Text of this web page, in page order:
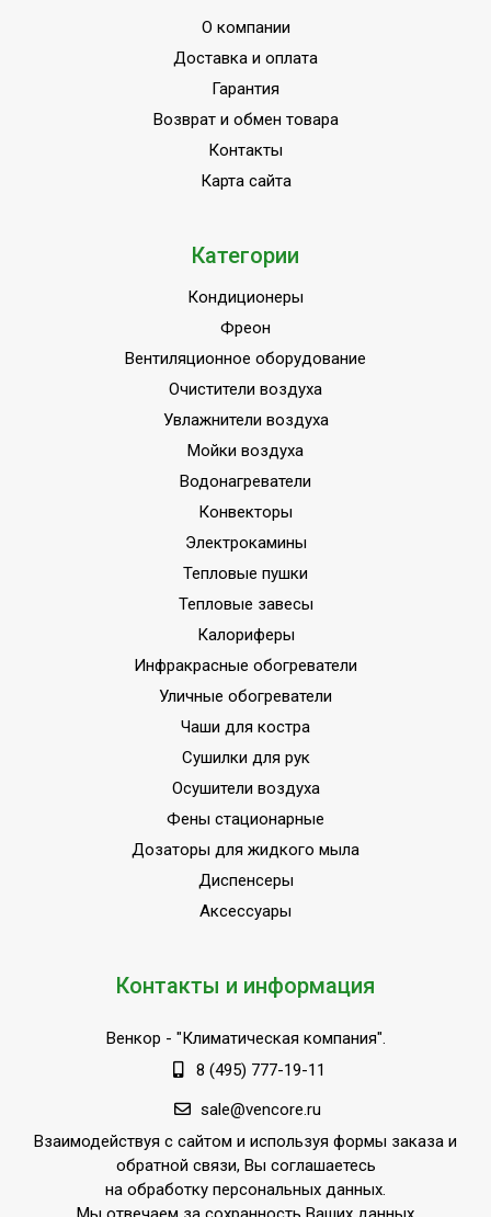
О компании
Доставка и оплата
Гарантия
Возврат и обмен товара
Контакты
Карта сайта
Категории
Кондиционеры
Фреон
Вентиляционное оборудование
Очистители воздуха
Увлажнители воздуха
Мойки воздуха
Водонагреватели
Конвекторы
Электрокамины
Тепловые пушки
Тепловые завесы
Калориферы
Инфракрасные обогреватели
Уличные обогреватели
Чаши для костра
Сушилки для рук
Осушители воздуха
Фены стационарные
Дозаторы для жидкого мыла
Диспенсеры
Аксессуары
Контакты и информация
Венкор - "Климатическая компания".
8 (495) 777-19-11
sale@vencore.ru
Взаимодействуя с сайтом и используя формы заказа и
обратной связи, Вы соглашаетесь
на обработку персональных данных.